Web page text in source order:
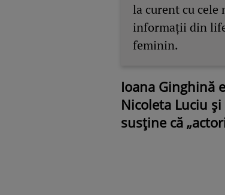
la curent cu
informații din
feminin.
Ioana Ginghină
Nicoleta Luciu
susține că